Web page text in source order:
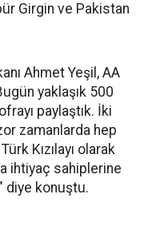
Girgin ve Pakistan
Ahmet Yeşil, AA
yaklaşık 500
paylaştık. İki
zamanlarda hep
Kızılayı olarak
ihtiyaç sahiplerine
diye konuştu.